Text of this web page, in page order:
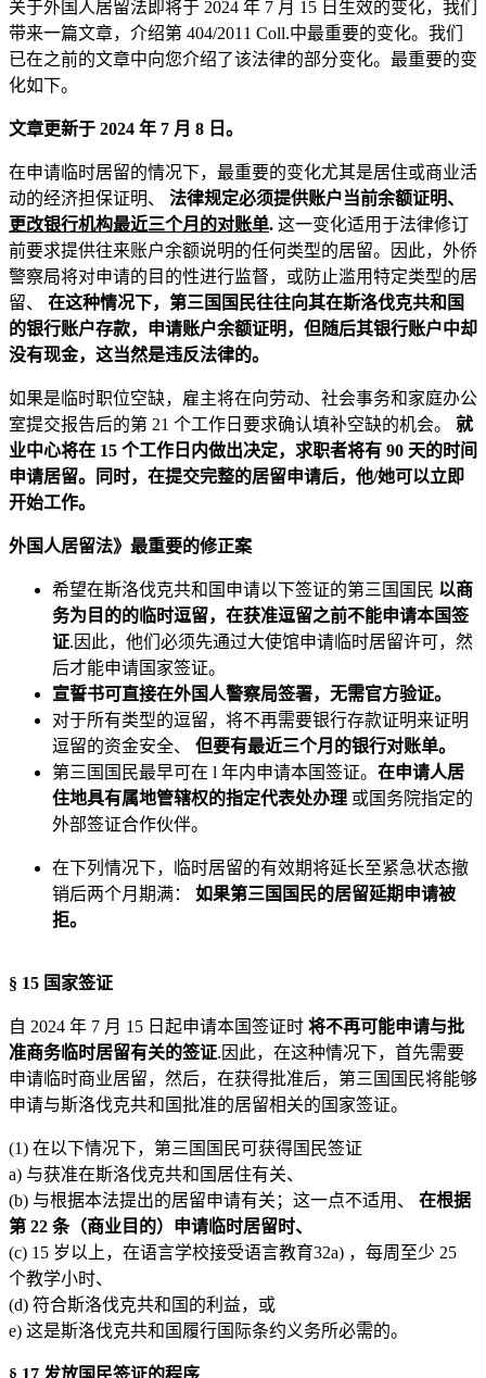
关于外国人居留法即将于 2024 年 7 月 15 日生效的变化，我们
带来一篇文章，介绍第 404/2011 Coll.中最重要的变化。我们
已在之前的文章中向您介绍了该法律的部分变化。最重要的变
化如下。
文章更新于 2024 年 7 月 8 日。
在申请临时居留的情况下，最重要的变化尤其是居住或商业活
动的经济担保证明、 法律规定必须提供账户当前余额证明、
更改银行机构最近三个月的对账单. 这一变化适用于法律修订
前要求提供往来账户余额说明的任何类型的居留。因此，外侨
警察局将对申请的目的性进行监督，或防止滥用特定类型的居
留、 在这种情况下，第三国国民往往向其在斯洛伐克共和国
的银行账户存款，申请账户余额证明，但随后其银行账户中却
没有现金，这当然是违反法律的。
如果是临时职位空缺，雇主将在向劳动、社会事务和家庭办公
室提交报告后的第 21 个工作日要求确认填补空缺的机会。
就
业中心将在 15 个工作日内做出决定，求职者将有 90 天的时间
申请居留。同时，在提交完整的居留申请后，他/她可以立即
开始工作。
外国人居留法》最重要的修正案
希望在斯洛伐克共和国申请以下签证的第三国国民 以商
务为目的的临时逗留，在获准逗留之前不能申请本国签
证.因此，他们必须先通过大使馆申请临时居留许可，然
后才能申请国家签证。
宣誓书可直接在外国人警察局签署，无需官方验证。
对于所有类型的逗留，将不再需要银行存款证明来证明
逗留的资金安全、 但要有最近三个月的银行对账单。
第三国国民最早可在 l 年内申请本国签证。 在申请人居
住地具有属地管辖权的指定代表处办理 或国务院指定的
外部签证合作伙伴。
在下列情况下，临时居留的有效期将延长至紧急状态撤
销后两个月期满： 如果第三国国民的居留延期申请被
拒。
§ 15 国家签证
自 2024 年 7 月 15 日起申请本国签证时 将不再可能申请与批
准商务临时居留有关的签证.因此，在这种情况下，首先需要
申请临时商业居留，然后，在获得批准后，第三国国民将能够
申请与斯洛伐克共和国批准的居留相关的国家签证。
(1) 在以下情况下，第三国国民可获得国民签证
a) 与获准在斯洛伐克共和国居住有关、
(b) 与根据本法提出的居留申请有关；这一点不适用、 在根据
第 22 条（商业目的）申请临时居留时、
(c) 15 岁以上，在语言学校接受语言教育32a) ，每周至少 25
个教学小时、
(d) 符合斯洛伐克共和国的利益，或
e) 这是斯洛伐克共和国履行国际条约义务所必需的。